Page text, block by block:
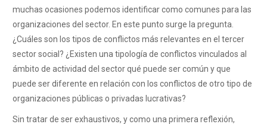
muchas ocasiones podemos identificar como comunes para las
organizaciones del sector. En este punto surge la pregunta.
¿Cuáles son los tipos de conflictos más relevantes en el tercer
sector social? ¿Existen una tipología de conflictos vinculados al
ámbito de actividad del sector qué puede ser común y que
puede ser diferente en relación con los conflictos de otro tipo de
organizaciones públicas o privadas lucrativas?
Sin tratar de ser exhaustivos, y como una primera reflexión,